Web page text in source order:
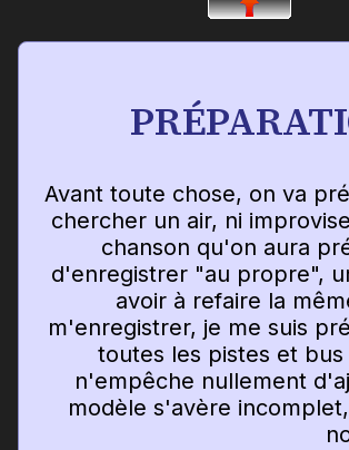
Avant toute chose, on va
chercher un air, ni
chanson qu'on aura
d'enregistrer "au propre",
avoir à refaire la
m'enregistrer, je me suis
toutes les pistes et
n'empêche nullement
modèle s'avère